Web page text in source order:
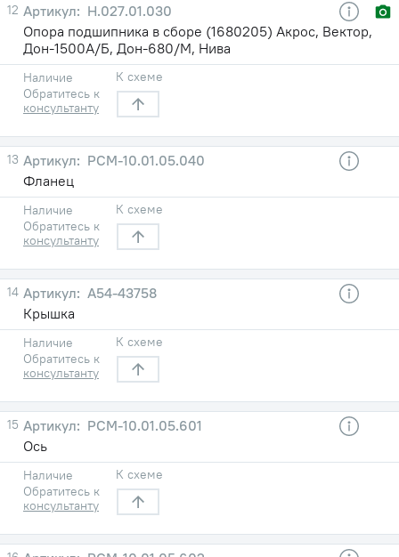
12
Н.027.01.030
Опора подшипника в сборе (1680205) Акрос, Вектор,
Дон-1500А/Б, Дон-680/М, Нива
Наличие
Обратитесь к
консультанту
К схеме
13
РСМ-10.01.05.040
Фланец
Наличие
Обратитесь к
консультанту
К схеме
14
А54-43758
Крышка
Наличие
Обратитесь к
консультанту
К схеме
15
РСМ-10.01.05.601
Ось
Наличие
Обратитесь к
консультанту
К схеме